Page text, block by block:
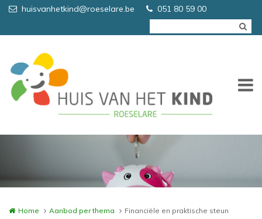
Overslaan en naar de inhoud gaan
huisvanhetkind@roeselare.be 051 80 59 00
Home Aanbod per thema Financiële en praktische steun